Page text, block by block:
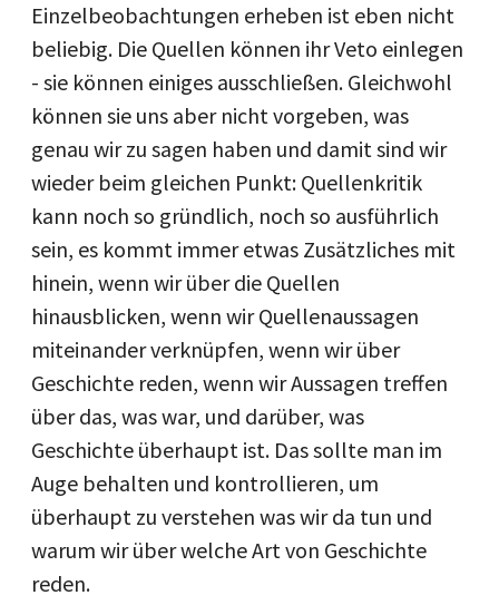
Einzelbeobachtungen erheben ist eben nicht
beliebig. Die Quellen können ihr Veto einlegen
- sie können einiges ausschließen. Gleichwohl
können sie uns aber nicht vorgeben, was
genau wir zu sagen haben und damit sind wir
wieder beim gleichen Punkt: Quellenkritik
kann noch so gründlich, noch so ausführlich
sein, es kommt immer etwas Zusätzliches mit
hinein, wenn wir über die Quellen
hinausblicken, wenn wir Quellenaussagen
miteinander verknüpfen, wenn wir über
Geschichte reden, wenn wir Aussagen treffen
über das, was war, und darüber, was
Geschichte überhaupt ist. Das sollte man im
Auge behalten und kontrollieren, um
überhaupt zu verstehen was wir da tun und
warum wir über welche Art von Geschichte
reden.